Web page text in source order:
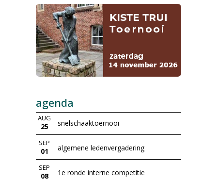
agenda
AUG
25 snelschaaktoernooi
SEP
01 algemene ledenvergadering
SEP
08 1e ronde interne competitie